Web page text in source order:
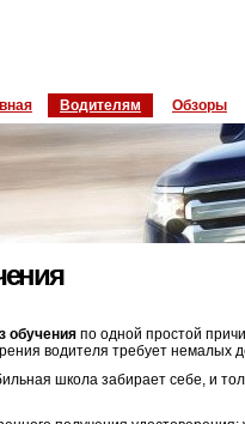
Водителям Обзоры
обучения по одной простой
водителя требует немалых
школа забирает себе, и